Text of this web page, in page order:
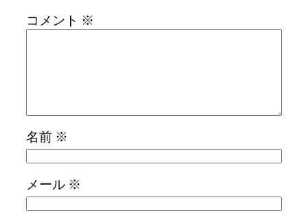
コメント ※
名前 ※
メール ※